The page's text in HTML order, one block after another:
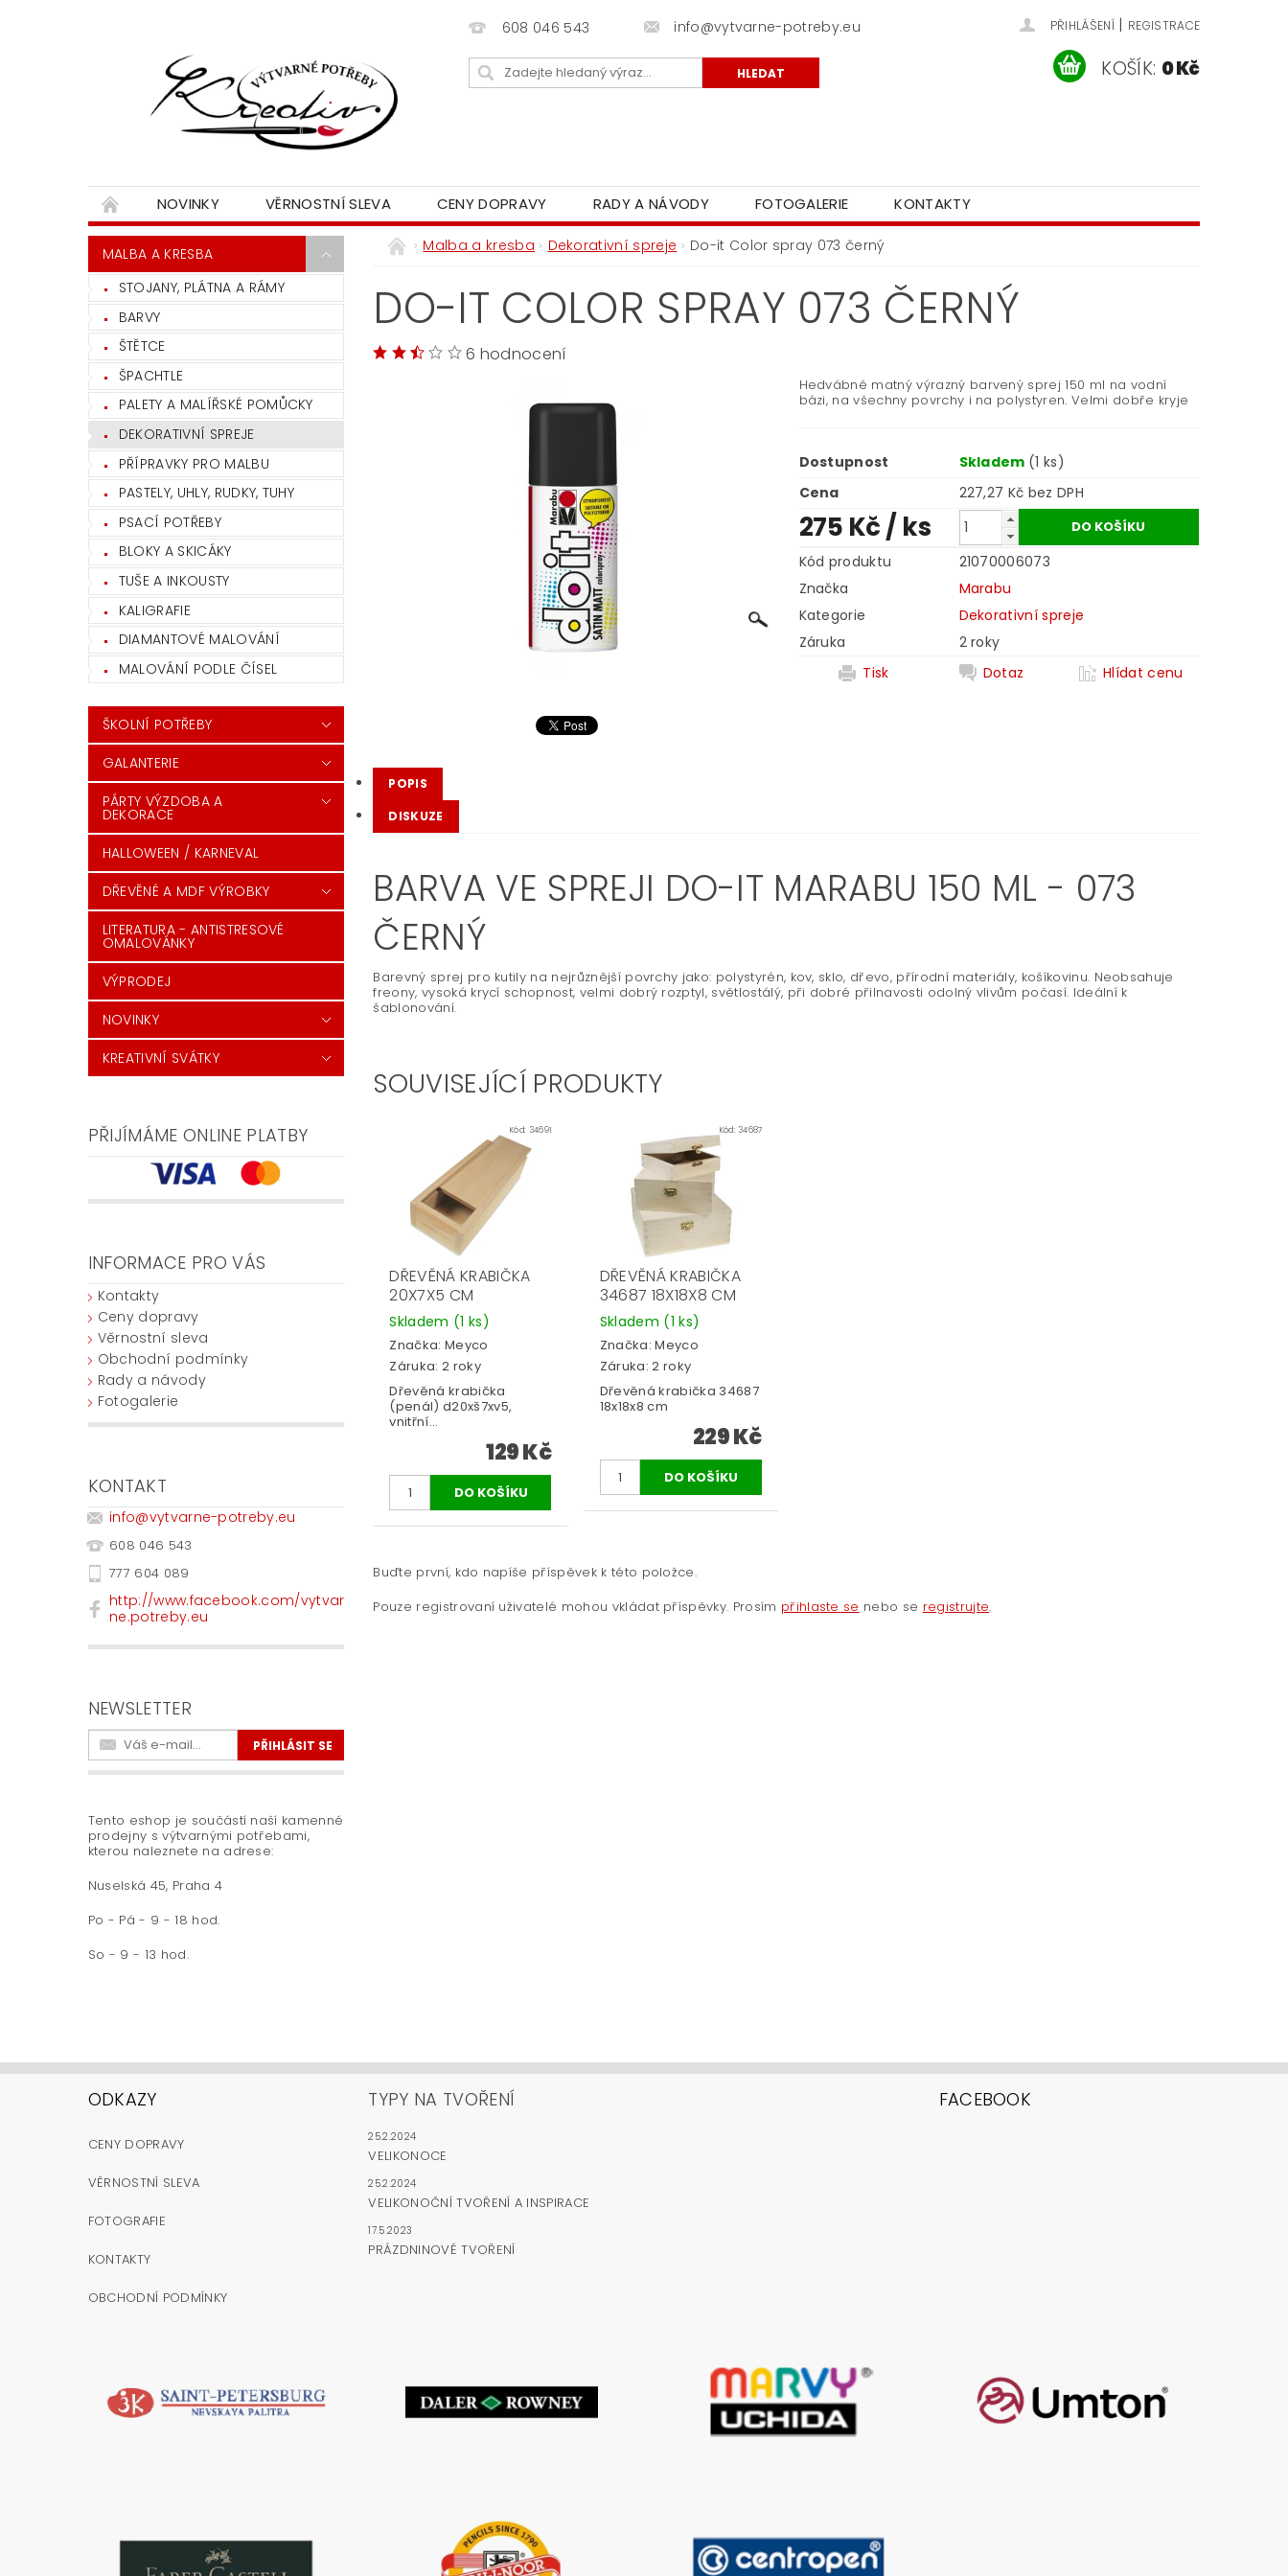
608 046 543 info@vytvarne-potreby.eu PŘIHLÁŠENÍ | REGISTRACE
KOŠÍK: 0 Kč
NOVINKY VĚRNOSTNÍ SLEVA CENY DOPRAVY RADY A NÁVODY FOTOGALERIE KONTAKTY
MALBA A KRESBA
STOJANY, PLÁTNA A RÁMY
BARVY
ŠTĚTCE
ŠPACHTLE
PALETY A MALÍŘSKÉ POMŮCKY
DEKORATIVNÍ SPREJE
PŘÍPRAVKY PRO MALBU
PASTELY, UHLY, RUDKY, TUHY
PSACÍ POTŘEBY
BLOKY A SKICÁKY
TUŠE A INKOUSTY
KALIGRAFIE
DIAMANTOVÉ MALOVÁNÍ
MALOVÁNÍ PODLE ČÍSEL
ŠKOLNÍ POTŘEBY
GALANTERIE
PÁRTY VÝZDOBA A
DEKORACE
HALLOWEEN / KARNEVAL
DŘEVĚNÉ A MDF VÝROBKY
LITERATURA - ANTISTRESOVÉ
OMALOVÁNKY
VÝPRODEJ
NOVINKY
KREATIVNÍ SVÁTKY
PŘIJÍMÁME ONLINE PLATBY
INFORMACE PRO VÁS
Kontakty
Ceny dopravy
Věrnostní sleva
Obchodní podmínky
Rady a návody
Fotogalerie
KONTAKT
info@vytvarne-potreby.eu
608 046 543
777 604 089
http://www.facebook.com/vytvar
ne.potreby.eu
NEWSLETTER
Tento eshop je součástí naší kamenné
prodejny s výtvarnými potřebami,
kterou naleznete na adrese:
Nuselská 45, Praha 4
Po - Pá - 9 - 18 hod.
So - 9 - 13 hod.
Malba a kresba Dekorativní spreje Do-it Color spray 073 černý
DO-IT COLOR SPRAY 073 ČERNÝ
6 hodnocení
Hedvábně matný výrazný barvený sprej 150 ml na vodní
bázi, na všechny povrchy i na polystyren. Velmi dobře kryje
Dostupnost Skladem (1 ks)
Cena
227,27 Kč bez DPH
275 Kč/ ks
Kód produktu
21070006073
Značka
Marabu
Kategorie
Dekorativní spreje
Záruka
2 roky
Tisk
Dotaz Hlídat cenu
POPIS
DISKUZE
BARVA VE SPREJI DO-IT MARABU 150 ML - 073
ČERNÝ
Barevný sprej pro kutily na nejrůznější povrchy jako: polystyrén, kov, sklo, dřevo, přírodní materiály, košíkovinu. Neobsahuje
freony, vysoká krycí schopnost, velmi dobrý rozptyl, světlostálý, při dobré přilnavosti odolný vlivům počasí. Ideální k
šablonování.
SOUVISEJÍCÍ PRODUKTY
Kód: 34691
DŘEVĚNÁ KRABIČKA
20X7X5 CM
Skladem (1 ks)
Značka: Meyco
Záruka: 2 roky
Dřevěná krabička
(penál) d20xš7xv5,
vnitřní...
129 Kč
Kód: 34687
DŘEVĚNÁ KRABIČKA
34687 18X18X8 CM
Skladem (1 ks)
Značka:Meyco
Záruka: 2 roky
Dřevěná krabička 34687
18x18x8 cm
229 Kč
Buďte první, kdo napíše příspěvek k této položce.
Pouze registrovaní uživatelé mohou vkládat příspěvky. Prosím přihlaste se nebo se registrujte.
ODKAZY
CENY DOPRAVY
VĚRNOSTNÍ SLEVA
FOTOGRAFIE
KONTAKTY
OBCHODNÍ PODMÍNKY
TYPY NA TVOŘENÍ
25.2.2024
VELIKONOCE
25.2.2024
VELIKONOČNÍ TVOŘENÍ A INSPIRACE
17.5.2023
PRÁZDNINOVÉ TVOŘENÍ
FACEBOOK